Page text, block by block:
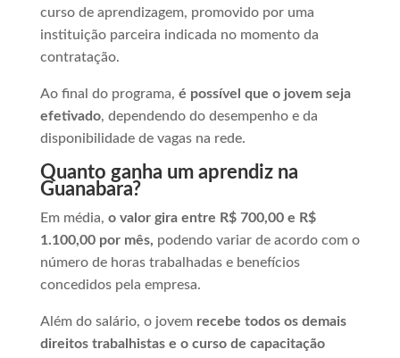
curso de aprendizagem, promovido por uma
instituição parceira indicada no momento da
contratação.
Ao final do programa, é possível que o jovem seja
efetivado, dependendo do desempenho e da
disponibilidade de vagas na rede.
Quanto ganha um aprendiz na
Guanabara?
Em média, o valor gira entre R$ 700,00 e R$
1.100,00 por mês, podendo variar de acordo com o
número de horas trabalhadas e benefícios
concedidos pela empresa.
Além do salário, o jovem recebe todos os demais
direitos trabalhistas e o curso de capacitação